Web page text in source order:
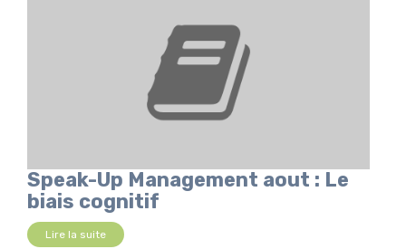
Speak-Up Management aout : Le
biais cognitif
Lire la suite